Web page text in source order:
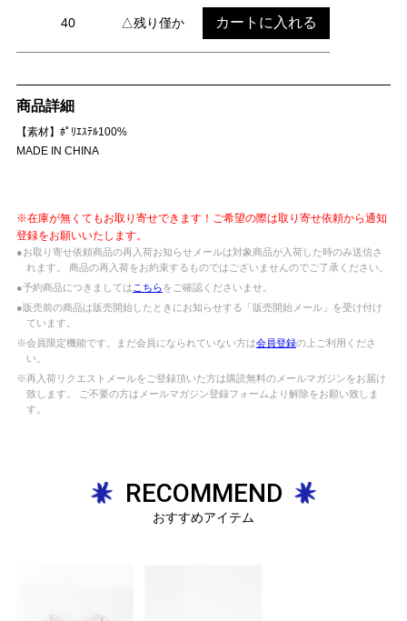
40 △残り僅か カートに入れる
商品詳細
【素材】ﾎﾟﾘｴｽﾃﾙ100%
MADE IN CHINA
※在庫が無くてもお取り寄せできます！ご希望の際は取り寄せ依頼から通知
登録をお願いいたします。
●お取り寄せ依頼商品の再入荷お知らせメールは対象商品が入荷した時のみ送信さ
れます。 商品の再入荷をお約束するものではございませんのでご了承ください。
●予約商品につきましては こちらをご確認くださいませ。
●販売前の商品は販売開始したときにお知らせする「販売開始メール」を受け付け
ています。
※会員限定機能です。まだ会員になられていない方は会員登録の上ご利用くださ
い。
※再入荷リクエストメールをご登録頂いた方は購読無料のメールマガジンをお届け
致します。 ご不要の方はメールマガジン登録フォームより解除をお願い致しま
す。
RECOMMEND
おすすめアイテム